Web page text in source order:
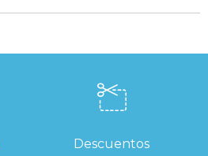
Descuentos